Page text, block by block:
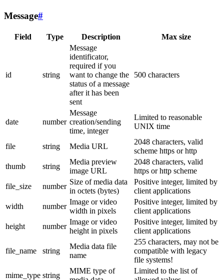
Message#
Field Type Description Max size
id string
Message
identificator,
required if you
want to change the
status of a message
after it has been
sent
500 characters
date number
Message
creation/sending
time, integer
Limited to reasonable
UNIX time
file string Media URL
2048 characters, valid
scheme https or http
thumb
string
Media preview
image URL
2048 characters, valid
https or http scheme
file_size
number
Size of media data
in octets (bytes)
Positive integer, limited by
client applications
width
number
Image or video
width in pixels
Positive integer, limited by
client applications
height
number
Image or video
height in pixels
Positive integer, limited by
client applications
file_name string
Media data file
name
255 characters, may not be
compatible with legacy
file systems!
mime_type string
MIME type of
Limited to the list of